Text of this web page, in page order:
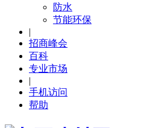
防水
节能环保
|
招商峰会
百科
专业市场
|
手机访问
帮助